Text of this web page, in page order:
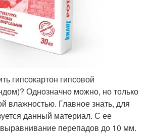
гипсокартон гипсовой
Однозначно можно, но только
влажностью. Главное знать, для
данный материал. С ее
перепадов до 10 мм.